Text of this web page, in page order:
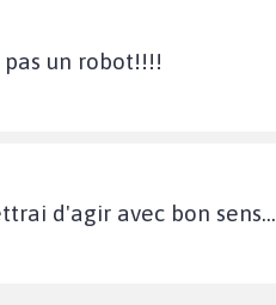
un robot!!!!
d'agir avec bon sens...